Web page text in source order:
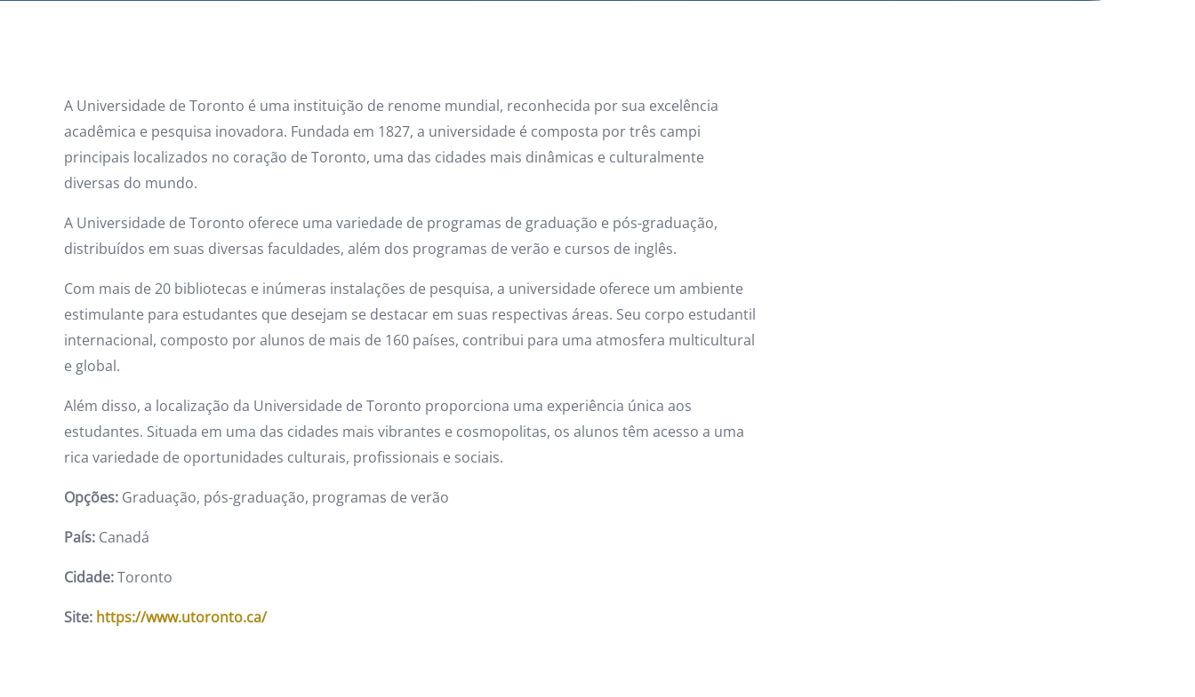
A Universidade de Toronto é uma instituição de renome mundial, reconhecida por sua excelência
acadêmica e pesquisa inovadora. Fundada em 1827, a universidade é composta por três campi
principais localizados no coração de Toronto, uma das cidades mais dinâmicas e culturalmente
diversas do mundo.
A Universidade de Toronto oferece uma variedade de programas de graduação e pós-graduação,
distribuídos em suas diversas faculdades, além dos programas de verão e cursos de inglês.
Com mais de 20 bibliotecas e inúmeras instalações de pesquisa, a universidade oferece um ambiente
estimulante para estudantes que desejam se destacar em suas respectivas áreas. Seu corpo estudantil
internacional, composto por alunos de mais de 160 países, contribui para uma atmosfera multicultural
e global.
Além disso, a localização da Universidade de Toronto proporciona uma experiência única aos
estudantes. Situada em uma das cidades mais vibrantes e cosmopolitas, os alunos têm acesso a uma
rica variedade de oportunidades culturais, profissionais e sociais.
Opções: Graduação, pós-graduação, programas de verão
País: Canadá
Cidade:Toronto
Site: https://www.utoronto.ca/